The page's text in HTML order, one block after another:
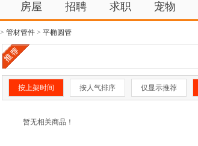
房屋 招聘 求职 宠物
> 管材管件 > 平椭圆管
按上架时间 按人气排序 仅显示推荐
暂无相关商品！